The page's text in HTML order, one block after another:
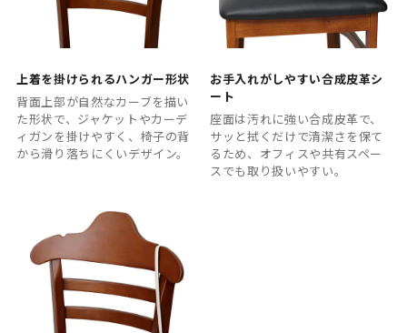
上着を掛けられるハンガー形状
背面上部が自然なカーブを描い
た形状で、ジャケットやカーデ
ィガンを掛けやすく、椅子の背
から滑り落ちにくいデザイン。
お手入れがしやすい合成皮革シ
ート
座面は汚れに強い合成皮革で、
サッと拭くだけで清潔さを保て
るため、オフィスや共有スペー
スでも取り扱いやすい。